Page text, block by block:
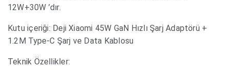
12W+30W ’dır.
Kutu içeriği: Deji Xiaomi 45W GaN Hızlı Şarj Adaptörü +
1.2M Type-C Şarj ve Data Kablosu
Teknik Özellikler: